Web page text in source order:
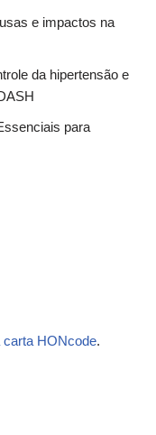
e impactos na
da hipertensão e
para
carta HONcode.